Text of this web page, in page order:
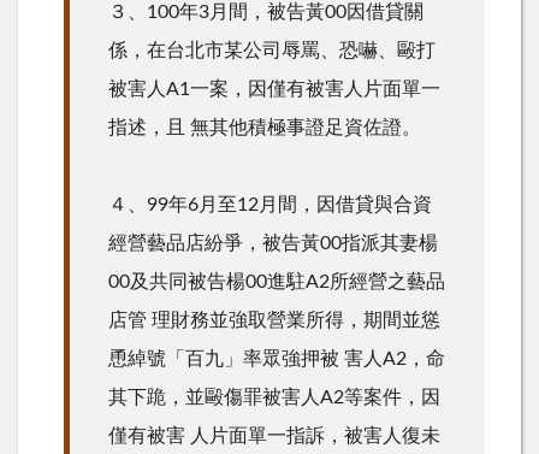
３、100年3月間，被告黃00因借貸關
係，在台北市某公司辱罵、恐嚇、毆打
被害人A1一案，因僅有被害人片面單一
指述，且 無其他積極事證足資佐證。
４、99年6月至12月間，因借貸與合資
經營藝品店紛爭，被告黃00指派其妻楊
00及共同被告楊00進駐A2所經營之藝品
店管 理財務並強取營業所得，期間並慫
恿綽號「百九」率眾強押被 害人A2，命
其下跪，並毆傷罪被害人A2等案件，因
僅有被害 人片面單一指訴，被害人復未